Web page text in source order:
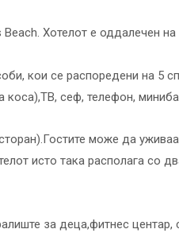
Хотелот е оддалечен
кои се распоредени на 5
сеф, телефон,
може да
исто така располага со
за деца,фитнес центар,